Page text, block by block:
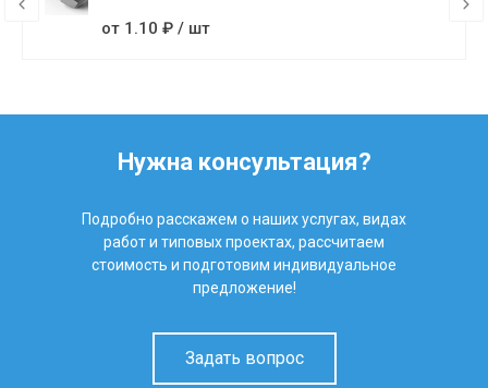
от 1.10 ₽ / шт
Нужна консультация?
Подробно расскажем о наших услугах, видах
работ и типовых проектах, рассчитаем
стоимость и подготовим индивидуальное
предложение!
Задать вопрос